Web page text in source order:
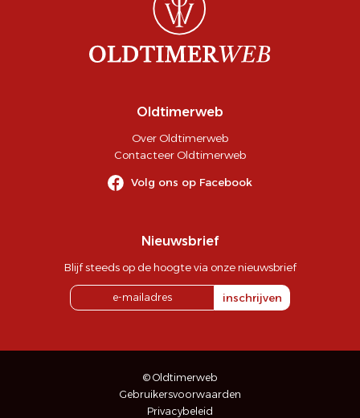
Oldtimerweb
Over Oldtimerweb
Contacteer Oldtimerweb
Volg ons op Facebook
Nieuwsbrief
Blijf steeds op de hoogte via onze nieuwsbrief
inschrijven
© Oldtimerweb
Gebruikersvoorwaarden
Privacybeleid